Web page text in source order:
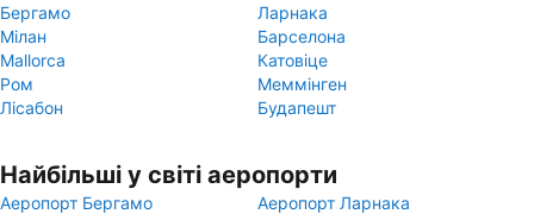
Бергамо
Ларнака
Мілан
Барселона
Mallorca
Катовіце
Ром
Меммінген
Лісабон
Будапешт
Найбільші у світі аеропорти
Аеропорт Бергамо
Аеропорт Ларнака